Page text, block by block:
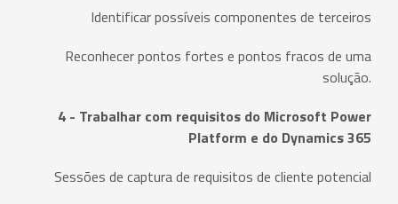
Identificar possíveis componentes de terceiros
Reconhecer pontos fortes e pontos fracos de uma
solução.
4 - Trabalhar com requisitos do Microsoft Power
Platform e do Dynamics 365
Sessões de captura de requisitos de cliente potencial